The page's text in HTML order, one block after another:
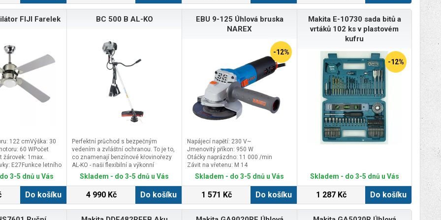
ANO bubnováZadní brzda: ANO
foukanáDisplay:&nbsp;velký LCD s
indikátorem nabíjeníAplikace:
mobilním telefonem: ANO pomocí
aplikaceLED světlo: ANO přední a
zadníZvonek:&nbsp;ANOMateriál
rámu: kovovýMateriál kol:
gumaSkládací systém: ANO systém
Click&amp;GoStojánek:
ANOTempomat: ANODoporučený věk:
od 14 letDoporučená výška: od 120
cmMax. zatížení:&nbsp;120 kgRozměr
připravena k jízdě: 117 x 47 x 120
cmRozměr složená: 117 x 47 x 52
MAXSPEED ES15XM&nbsp;je vybaven
výkonným elektromotorem o výkonu
350W, během několika sekund
zrychluje až na 25 km/hod. Vysoce
kvalitní 36V baterie s kapacitou 15 Ah
a pohonem zadního kola. Maximální
dojezd až 60 km, v závislosti okolní
teplotě, hmotnosti obsluhy a terénní
náročnosti. Široká 10“ foukaná kola
zaručují nebývalý komfort pro obsluhu,
kdy velice snadno a pohodlně
FIJI Farelek
122 cmVýška: 30
60 WPočet
žárovek: 1max.
E27Funkce letního
ANOProvedení: šedá
francouzské
představují elegantní
3-5 dnů u Vás
Do košíku
BC 500 B AL-KO
Perfektní průchod s bezpečným
vedením a zvláštní ochranou. To je to,
co znamenají benzínové křovinořezy
AL-KO - naši flexibilní a výkonní
všestranní stroje v oblasti „sečení
trávníku“.Benzinový křovinořez AL-KO
bezpečnostíSekejte, kdekoli budete
chtít: AL-KO BC 500 B na vás udělá
Skladem - do 3-5 dnů u Vás
4 990 Kč Do košíku
EBU 9-125 Úhlová bruska
NAREX
-12%
Napájecí napětí: 230 V~
Jmenovitý příkon: 950 W
Otáčky naprázdno: 11 000 /min
Závit na vřetenu: M 14
Skladem - do 3-5 dnů u Vás
1 571 Kč Do košíku
Makita E-10730 sada bitů a
vrtáků 102 ks v plastovém
kufru
-12%
Skladem - do 3-5 dnů u Vás
1 287 Kč Do košíku